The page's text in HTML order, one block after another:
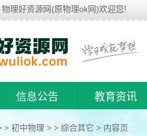
理好资源网(原物理ok网)欢迎您!
信息公告 教育资讯
> 初中物理 > > 综合其它 > 内容页